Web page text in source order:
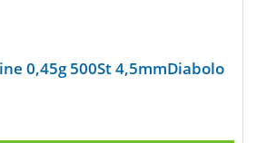
0,45g 500St 4,5mmDiabolo